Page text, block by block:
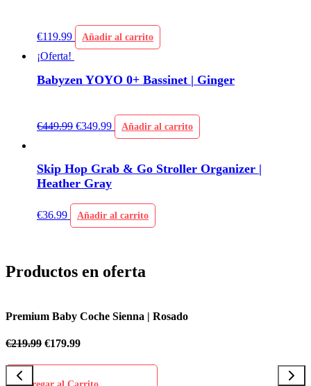
€119.99 Añadir al carrito
¡Oferta!
Babyzen YOYO 0+ Bassinet | Ginger
€449.99 €349.99 Añadir al carrito
Skip Hop Grab & Go Stroller Organizer |
Heather Gray
€36.99 Añadir al carrito
Productos en oferta
Premium Baby Coche Sienna | Azul